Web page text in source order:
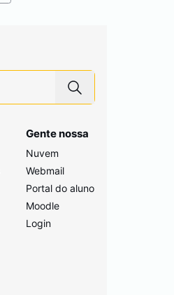
Gente nossa
Nuvem
Webmail
Portal do aluno
Moodle
Login